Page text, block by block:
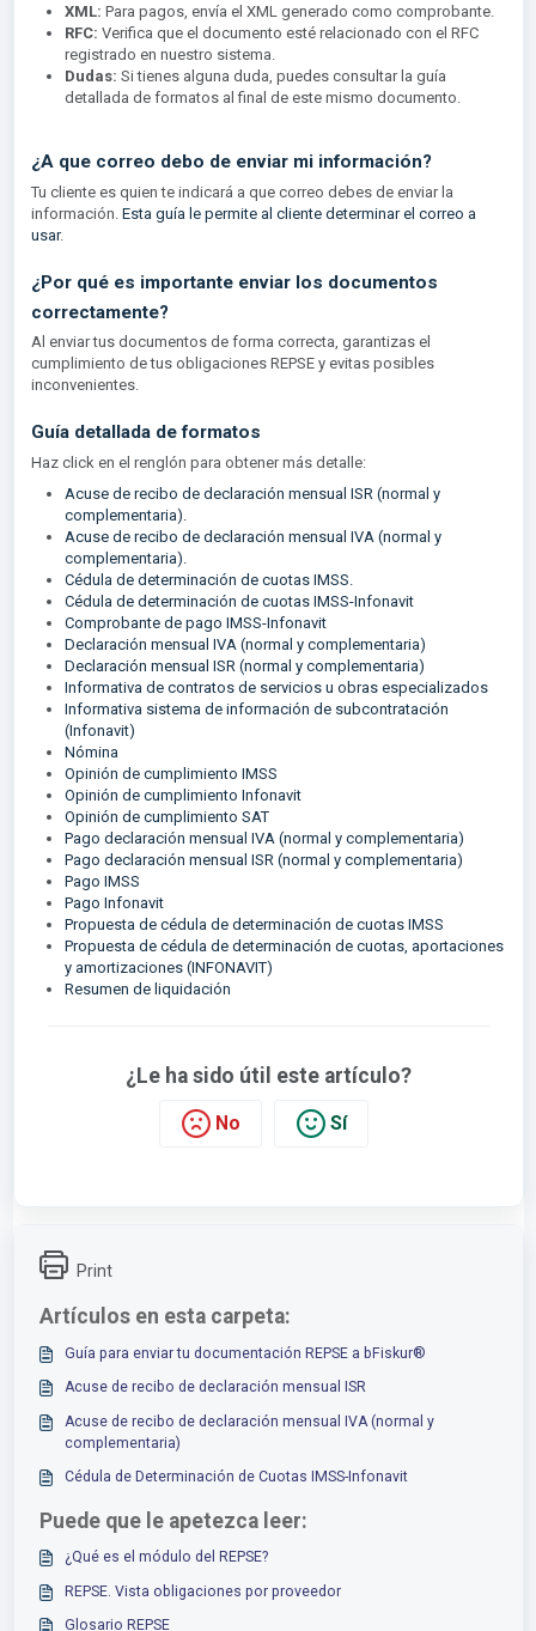
XML: Para pagos, envía el XML generado como comprobante.
RFC: Verifica que el documento esté relacionado con el RFC
registrado en nuestro sistema.
Dudas: Si tienes alguna duda, puedes consultar la guía
detallada de formatos al final de este mismo documento.
¿A que correo debo de enviar mi información?
Tu cliente es quien te indicará a que correo debes de enviar la
información. Esta guía le permite al cliente determinar el correo a
usar.
¿Por qué es importante enviar los documentos
correctamente?
Al enviar tus documentos de forma correcta, garantizas el
cumplimiento de tus obligaciones REPSE y evitas posibles
inconvenientes.
Guía detallada de formatos
Haz click en el renglón para obtener más detalle:
Acuse de recibo de declaración mensual ISR (normal y
complementaria).
Acuse de recibo de declaración mensual IVA (normal y
complementaria).
Cédula de determinación de cuotas IMSS.
Cédula de determinación de cuotas IMSS-Infonavit
Comprobante de pago IMSS-Infonavit
Declaración mensual IVA (normal y complementaria)
Declaración mensual ISR (normal y complementaria)
Informativa de contratos de servicios u obras especializados
Informativa sistema de información de subcontratación
(Infonavit)
Nómina
Opinión de cumplimiento IMSS
Opinión de cumplimiento Infonavit
Opinión de cumplimiento SAT
Pago declaración mensual IVA (normal y complementaria)
Pago declaración mensual ISR (normal y complementaria)
Pago IMSS
Pago Infonavit
Propuesta de cédula de determinación de cuotas IMSS
Propuesta de cédula de determinación de cuotas, aportaciones
y amortizaciones (INFONAVIT)
Resumen de liquidación
¿Le ha sido útil este artículo?
No Sí
Print
Artículos en esta carpeta:
Guía para enviar tu documentación REPSE a bFiskur®
Acuse de recibo de declaración mensual ISR
Acuse de recibo de declaración mensual IVA (normal y
complementaria)
Cédula de Determinación de Cuotas IMSS-Infonavit
Puede que le apetezca leer:
¿Qué es el módulo del REPSE?
REPSE. Vista obligaciones por proveedor
Glosario REPSE